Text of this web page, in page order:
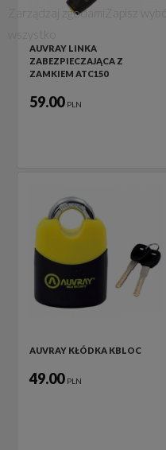
AUVRAY LINKA
ZABEZPIECZAJĄCA Z
ZAMKIEM ATC150
59.00 PLN
AUVRAY KŁÓDKA KBLOC
49.00 PLN
Zarządzaj zgodami